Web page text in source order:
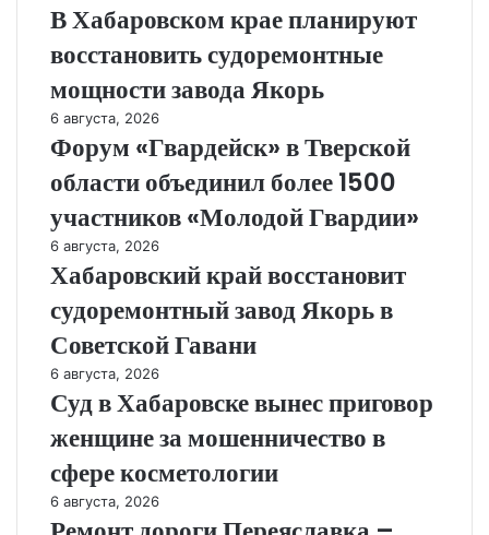
В Хабаровском крае планируют
восстановить судоремонтные
мощности завода Якорь
6 августа, 2026
Форум «Гвардейск» в Тверской
области объединил более 1500
участников «Молодой Гвардии»
6 августа, 2026
Хабаровский край восстановит
судоремонтный завод Якорь в
Советской Гавани
6 августа, 2026
Суд в Хабаровске вынес приговор
женщине за мошенничество в
сфере косметологии
6 августа, 2026